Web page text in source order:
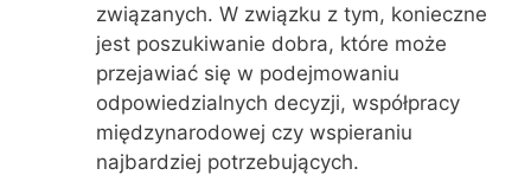
związanych. W związku z tym, konieczne
jest poszukiwanie dobra, które może
przejawiać się w podejmowaniu
odpowiedzialnych decyzji, współpracy
międzynarodowej czy wspieraniu
najbardziej potrzebujących.